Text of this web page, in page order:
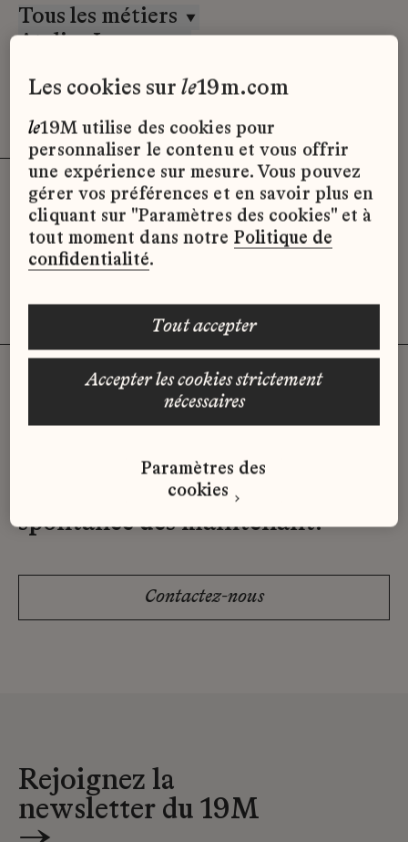
Tous les métiers
Atelier Lognon
Désolé, il semble qu’il n’y ait pas
d’offres d’emploi disponibles pour le
moment.
Vous n'avez pas trouvé d'offre
qui correspond à votre profil ?
Envoyez-nous votre candidature
spontanée dès maintenant.
Contactez-nous
Rejoignez la
newsletter du 19M
les cookies surle19m.com
le19M utilise des cookies pour
personnaliser le contenu et vous offrir
une expérience sur mesure. Vous pouvez
gérer vos préférences et en savoir plus en
cliquant sur "Paramètres des cookies" et à
tout moment dans notre Politique de
confidentialité.
accepter les cookies strictement
nécessaires
tout accepter
Paramètres des
cookies